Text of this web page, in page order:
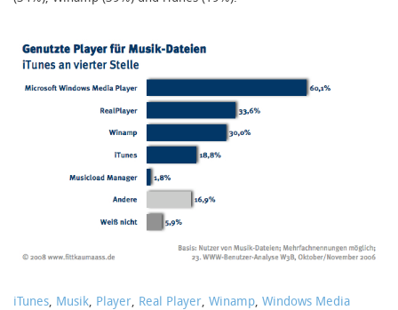
iTunes, Musik, Player, Real Player, Winamp, Windows Media